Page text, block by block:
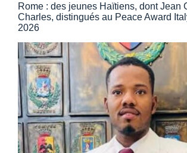
Rome : des jeunes Haïtiens, dont Jean
Charles, distingués au Peace Award
2026